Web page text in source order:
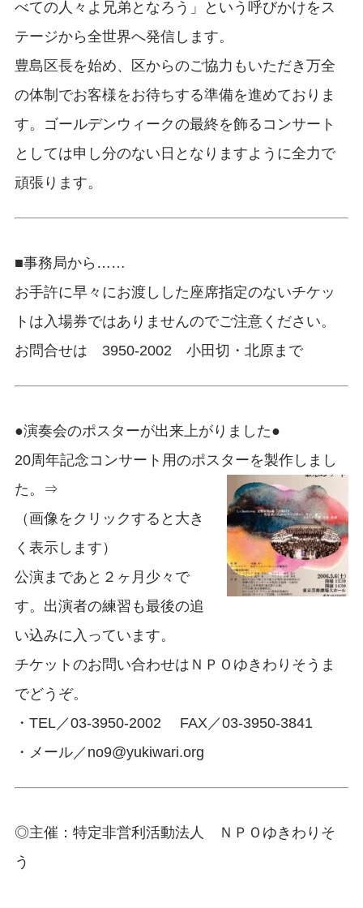
べての人々よ兄弟となろう」という呼びかけをス
テージから全世界へ発信します。
豊島区長を始め、区からのご協力もいただき万全
の体制でお客様をお待ちする準備を進めておりま
す。ゴールデンウィークの最終を飾るコンサート
としては申し分のない日となりますように全力で
頑張ります。
■事務局から……
お手許に早々にお渡しした座席指定のないチケッ
トは入場券ではありませんのでご注意ください。
お問合せは 3950-2002 小田切・北原まで
●演奏会のポスターが出来上がりました●
20周年記念コンサート用のポスターを製作しまし
た。⇒
（画像をクリックすると大き
く表示します）
公演まであと２ヶ月少々で
す。出演者の練習も最後の追
い込みに入っています。
チケットのお問い合わせはＮＰＯゆきわりそうま
でどうぞ。
・TEL／03-3950-2002 FAX／03-3950-3841
・メール／no9@yukiwari.org
◎主催：特定非営利活動法人 ＮＰＯゆきわりそ
う